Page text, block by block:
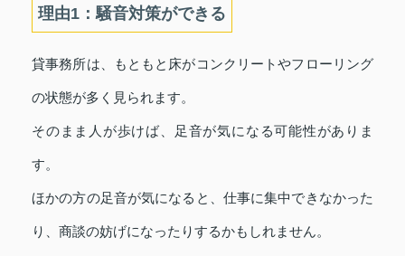
理由1：騒音対策ができる
貸事務所は、もともと床がコンクリートやフローリング
の状態が多く見られます。
そのまま人が歩けば、足音が気になる可能性がありま
す。
ほかの方の足音が気になると、仕事に集中できなかった
り、商談の妨げになったりするかもしれません。